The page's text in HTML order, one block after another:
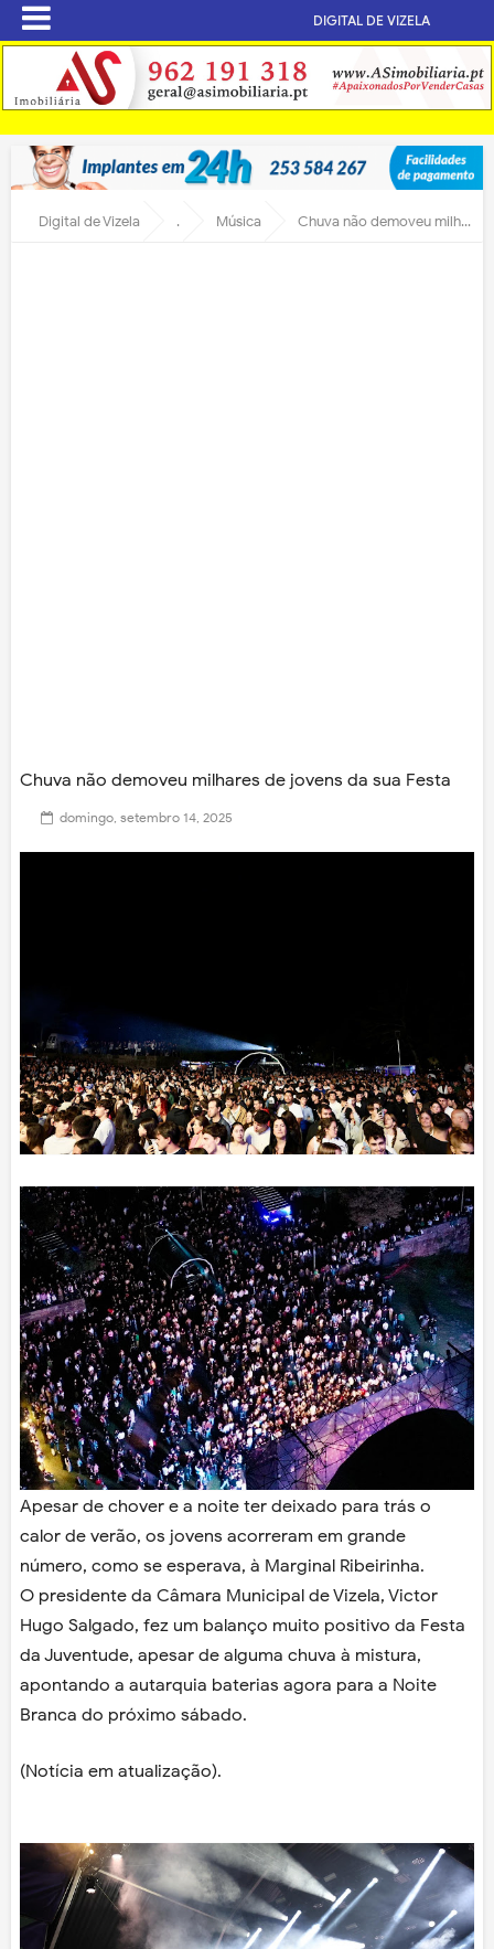
DIGITAL DE VIZELA
Digital de Vizela . Música Chuva não demoveu milhares de jovens da sua Festa
Chuva não demoveu milhares de jovens da sua Festa
domingo, setembro 14, 2025
Apesar de chover e a noite ter deixado para trás o
calor de verão, os jovens acorreram em grande
número, como se esperava, à Marginal Ribeirinha.
O presidente da Câmara Municipal de Vizela, Victor
Hugo Salgado, fez um balanço muito positivo da Festa
da Juventude, apesar de alguma chuva à mistura,
apontando a autarquia baterias agora para a Noite
Branca do próximo sábado.
(Notícia em atualização).